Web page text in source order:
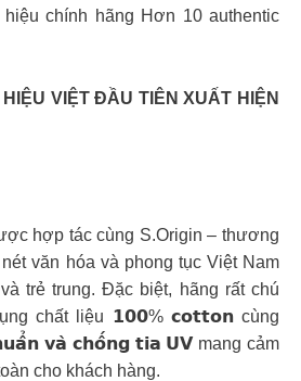
chính hãng Hơn 10 authentic
VIỆT ĐẦU TIÊN XUẤT HIỆN
hợp tác cùng S.Origin – thương
văn hóa và phong tục Việt Nam
trẻ trung. Đặc biệt, hãng rất chú
chất liệu 𝟭𝟬𝟬% 𝗰𝗼𝘁𝘁𝗼𝗻 cùng
𝘃𝗮̀ 𝗰𝗵𝗼̂́𝗻𝗴 𝘁𝗶𝗮 𝗨𝗩 mang cảm
cho khách hàng.